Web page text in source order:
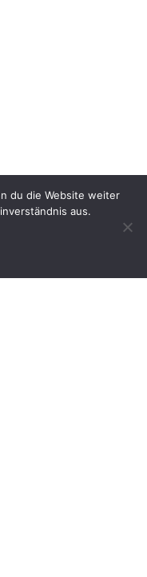
du die Website weiter
aus.